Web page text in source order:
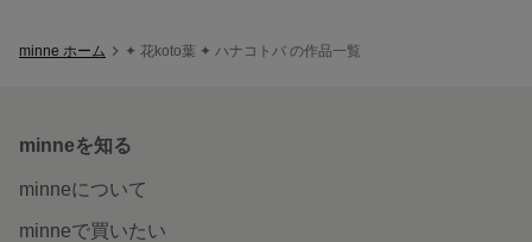
minne ホーム ✦ 花koto葉 ✦ ハナコトバ の作品一覧
minneを知る
minneについて
minneで買いたい